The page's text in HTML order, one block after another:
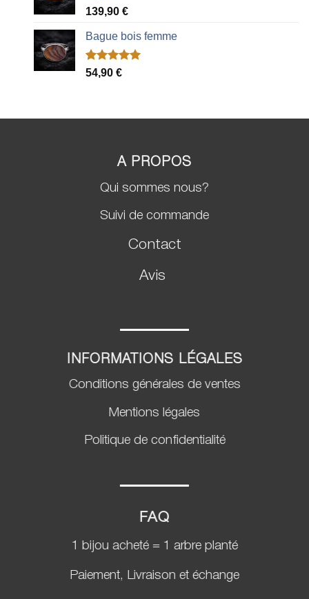
139,90 €
Bague bois femme
Noté5.00
2
54,90 €
A PROPOS
Qui sommes nous?
Suivi de commande
Contact
Avis
INFORMATIONS LÉGALES
Conditions générales de ventes
Mentions légales
Politique de confidentialité
FAQ
1 bijou acheté = 1 arbre planté
Paiement, Livraison et échange